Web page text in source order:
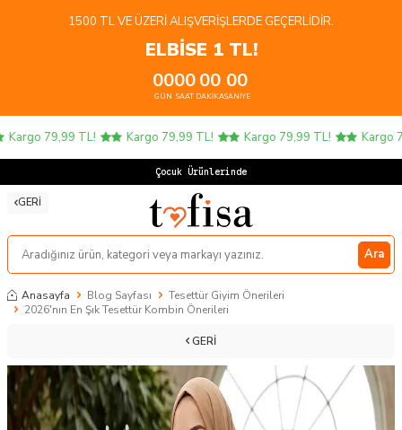
1500 TL VE ÜZERI ALIŞVERIŞLERDE GEÇERLIDIR.
ELBİSE 1 TL!
00
GÜN
00
SAAT
00
DAKIKA
00
SANIYE
79,99 TL! Kargo 79,99 TL! Kargo 79,99 TL! Kargo
Çocuk Ürünlerinde 4 AL
GERI
Ara
Anasayfa Blog Sayfası
Tesettür Giyim Önerileri
2026'nın En Şık Tesettür Kombin Önerileri
GERI